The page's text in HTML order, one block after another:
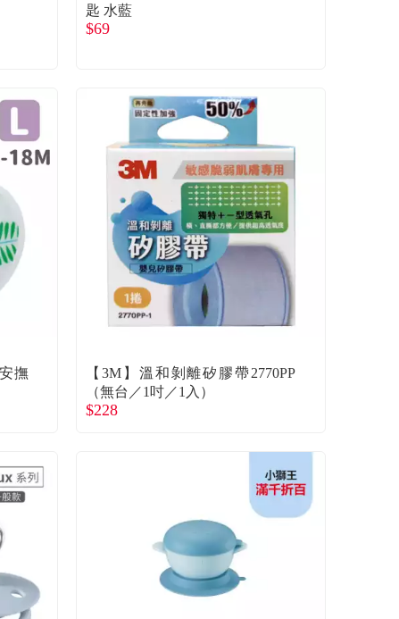
匙 水藍
$69
撫
【3M】溫和剝離矽膠帶2770PP
（無台／1吋／1入）
$228